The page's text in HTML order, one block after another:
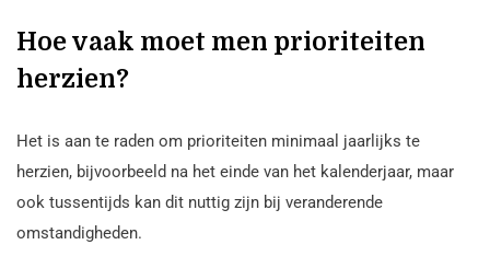
Hoe vaak moet men prioriteiten
herzien?
Het is aan te raden om prioriteiten minimaal jaarlijks te
herzien, bijvoorbeeld na het einde van het kalenderjaar, maar
ook tussentijds kan dit nuttig zijn bij veranderende
omstandigheden.